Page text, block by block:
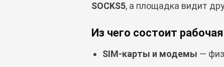
SOCKS5, а площадка видит
Из чего состоит
SIM-карты и модемы —